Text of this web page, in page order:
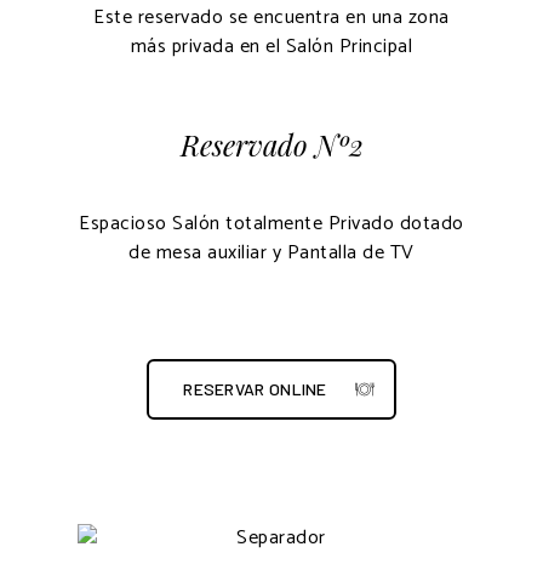
Este reservado se encuentra en una zona
más privada en el Salón Principal
Reservado Nº2
Espacioso Salón totalmente Privado dotado
de mesa auxiliar y Pantalla de TV
RESERVAR ONLINE